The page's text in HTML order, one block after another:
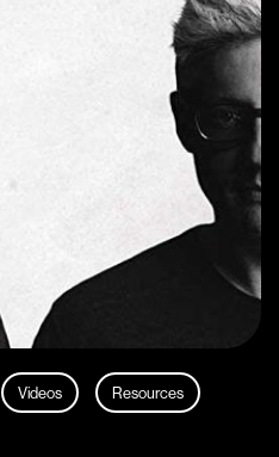
Videos Resources